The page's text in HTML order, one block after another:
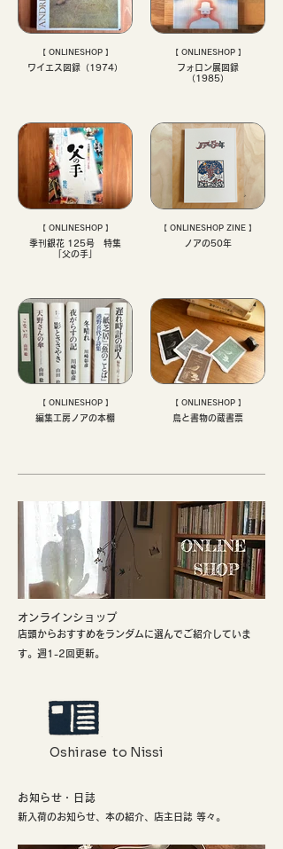
【 ONLINESHOP 】
ワイエス図録（1974）
【 ONLINESHOP 】
フォロン展図録
（1985）
【 ONLINESHOP 】
季刊銀花 125号 特集
「父の手」
【 ONLINESHOP ZINE 】
ノアの50年
【 ONLINESHOP 】
編集工房ノアの本棚
【 ONLINESHOP 】
鳥と書物の蔵書票
​オンラインショップ
店頭からおすすめをランダムに選んでご紹介していま
す。週1-2回更新。
Oshirase to Nissi
お知らせ・日誌
新入荷のお知らせ、本の紹介、店主日誌 等々。